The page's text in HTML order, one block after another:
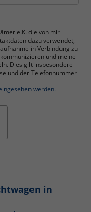
e.K. die von mir
dazu verwendet,
in Verbindung zu
und meine
Dies gilt insbesondere
und der Telefonnummer
werden.
in